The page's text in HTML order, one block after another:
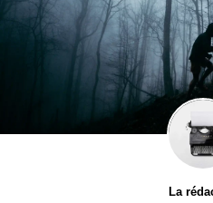
La